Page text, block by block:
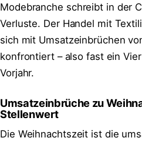
Modebranche schreibt in der
Verluste. Der Handel mit
sich mit Umsatzeinbrüchen
konfrontiert – also fast ein
Vorjahr.
Umsatzeinbrüche zu
Stellenwert
Die Weihnachtszeit ist die